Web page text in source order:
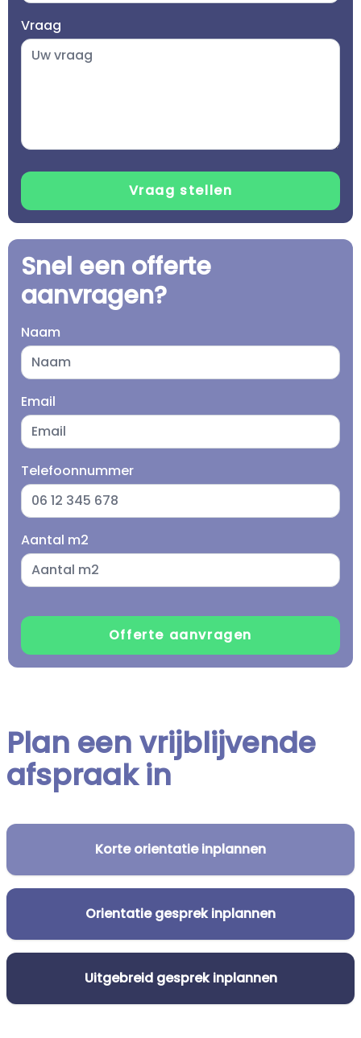
Vraag
Snel een offerte
aanvragen?
Naam
Email
Telefoonnummer
Aantal m2
Plan een vrijblijvende
afspraak in
Korte orientatie inplannen
Orientatie gesprek inplannen
Uitgebreid gesprek inplannen